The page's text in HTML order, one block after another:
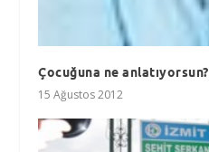
Çocuğuna ne anlatıyorsun?
15 Ağustos 2012